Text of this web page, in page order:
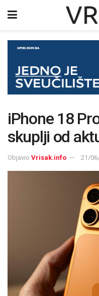
iPhone 18
skuplji od
Objavio Vrisak.info 21/